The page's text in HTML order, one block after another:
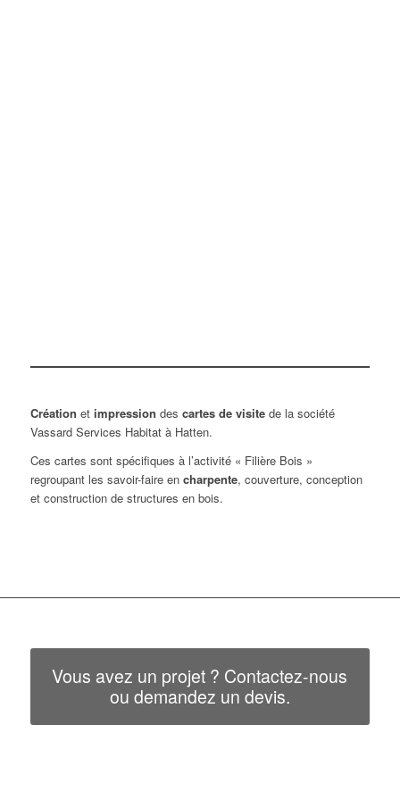
Création et impression des cartes de visitede la société
Vassard Services Habitat à Hatten.
Ces cartes sont spécifiques à l’activité « Filière Bois »
regroupant les savoir-faire en charpente, couverture, conception
et construction de structures en bois.
Vous avez un projet ? Contactez-nous
ou demandez un devis.